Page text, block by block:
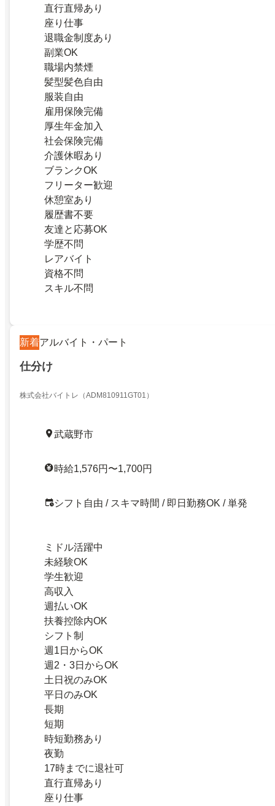
直行直帰あり
座り仕事
退職金制度あり
副業OK
職場内禁煙
髪型髪色自由
服装自由
雇用保険完備
厚生年金加入
社会保険完備
介護休暇あり
ブランクOK
フリーター歓迎
休憩室あり
履歴書不要
友達と応募OK
学歴不問
レアバイト
資格不問
スキル不問
新着アルバイト・パート
仕分け
株式会社バイトレ（ADM810911GT01）
武蔵野市
時給1,576円〜1,700円
シフト自由 / スキマ時間 / 即日勤務OK / 単発
ミドル活躍中
未経験OK
学生歓迎
高収入
週払いOK
扶養控除内OK
シフト制
週1日からOK
週2・3日からOK
土日祝のみOK
平日のみOK
長期
短期
時短勤務あり
夜勤
17時までに退社可
直行直帰あり
座り仕事